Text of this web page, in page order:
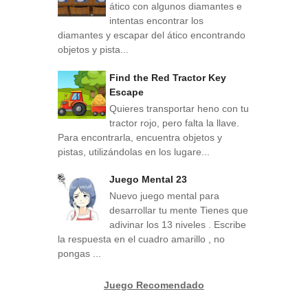
ático con algunos diamantes e
intentas encontrar los
diamantes y escapar del ático encontrando
objetos y pista...
Find the Red Tractor Key
Escape
Quieres transportar heno con tu
tractor rojo, pero falta la llave.
Para encontrarla, encuentra objetos y
pistas, utilizándolas en los lugare...
Juego Mental 23
Nuevo juego mental para
desarrollar tu mente Tienes que
adivinar los 13 niveles . Escribe
la respuesta en el cuadro amarillo , no
pongas ...
Juego Recomendado